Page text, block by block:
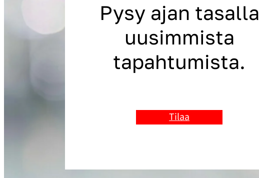
Pysy ajan tasalla
uusimmista
tapahtumista.
Tilaa